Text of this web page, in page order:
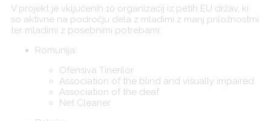
V projekt je vključenih 10 organizacij iz petih EU držav, ki
so aktivne na področju dela z mladimi z manj priložnostmi
ter mladimi z posebnimi potrebami:
Romunija:
Ofensiva Tinerilor
Association of the blind and visually impaired
Association of the deaf
Net Cleaner